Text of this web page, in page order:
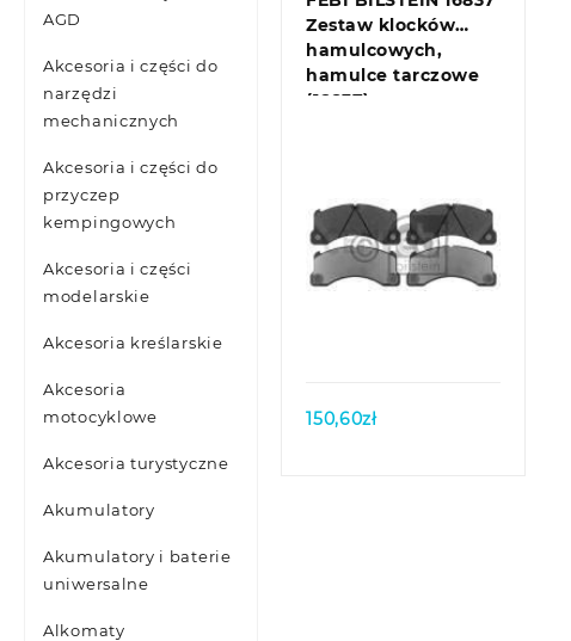
AGD
Akcesoria i części do
narzędzi
mechanicznych
Akcesoria i części do
przyczep
kempingowych
Akcesoria i części
modelarskie
Akcesoria kreślarskie
Akcesoria
motocyklowe
Akcesoria turystyczne
Akumulatory
Akumulatory i baterie
uniwersalne
Alkomaty
Zestaw klocków
hamulcowych,
hamulce tarczowe
(16837)
150,60zł